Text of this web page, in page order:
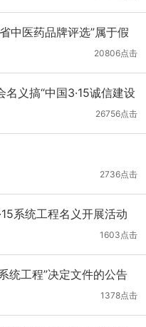
中医药品牌评选”属于假
20806点击
义搞“中国3·15诚信建设
26756点击
2736点击
系统工程名义开展活动
1603点击
统工程”决定文件的公告
1378点击